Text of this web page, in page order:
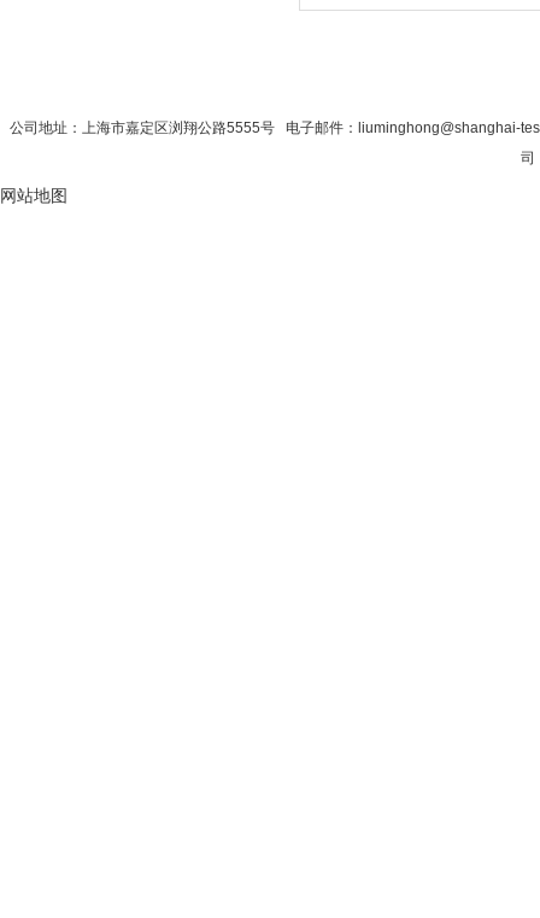
公司地址：上海市嘉定区浏翔公路5555号 电子邮件：liuminghong@shanghai-
司
网站地图